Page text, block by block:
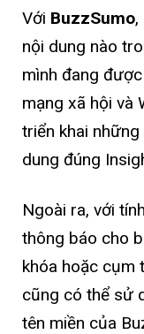
Với BuzzSumo,
nội dung nào
mình đang
mạng xã hội và
triển khai
dung đúng
Ngoài ra, với
thông báo cho
khóa hoặc cụm
cũng có thể sử
tên miền của